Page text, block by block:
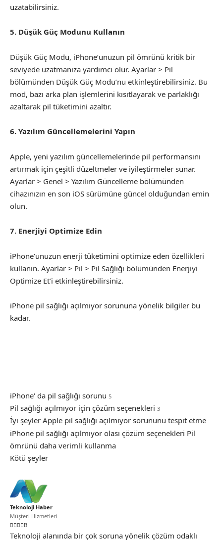
uzatabilirsiniz.
5. Düşük Güç Modunu Kullanın
Düşük Güç Modu, iPhone’unuzun pil ömrünü kritik bir
seviyede uzatmanıza yardımcı olur. Ayarlar > Pil
bölümünden Düşük Güç Modu’nu etkinleştirebilirsiniz. Bu
mod, bazı arka plan işlemlerini kısıtlayarak ve parlaklığı
azaltarak pil tüketimini azaltır.
6. Yazılım Güncellemelerini Yapın
Apple, yeni yazılım güncellemelerinde pil performansını
artırmak için çeşitli düzeltmeler ve iyileştirmeler sunar.
Ayarlar > Genel > Yazılım Güncelleme bölümünden
cihazınızın en son iOS sürümüne güncel olduğundan emin
olun.
7. Enerjiyi Optimize Edin
iPhone’unuzun enerji tüketimini optimize eden özellikleri
kullanın. Ayarlar > Pil > Pil Sağlığı bölümünden Enerjiyi
Optimize Et’i etkinleştirebilirsiniz.
iPhone pil sağlığı açılmıyor sorununa yönelik bilgiler bu
kadar.
iPhone' da pil sağlığı sorunu 5
Pil sağlığı açılmıyor için çözüm seçenekleri 3
İyi şeyler Apple pil sağlığı açılmıyor sorununu tespit etme
iPhone pil sağlığı açılmıyor olası çözüm seçenekleri Pil
ömrünü daha verimli kullanma
Kötü şeyler
Teknoloji Haber
Müşteri Hizmetleri
Teknoloji alanında bir çok soruna yönelik çözüm odaklı